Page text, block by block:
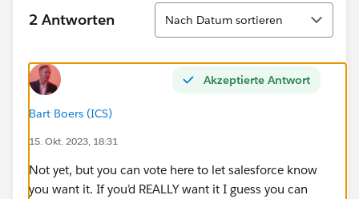
2 Antworten
Sortieren
Nach Datum sortieren
Akzeptierte Antwort
Bart Boers (ICS)
15. Okt. 2023, 18:31
Not yet, but you can vote here to let salesforce know
you want it. If you’d REALLY want it I guess you can